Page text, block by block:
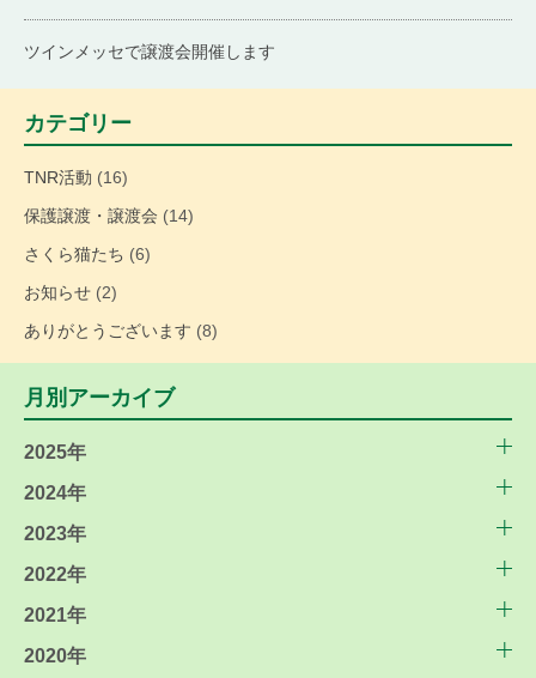
ツインメッセで譲渡会開催します
カテゴリー
TNR活動 (16)
保護譲渡・譲渡会 (14)
さくら猫たち (6)
お知らせ (2)
ありがとうございます (8)
月別アーカイブ
2025年
2024年
2023年
2022年
2021年
2020年